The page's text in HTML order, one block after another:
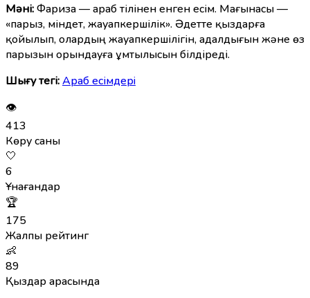
Мәні:Фариза — араб тілінен енген есім. Мағынасы —
«парыз, міндет, жауапкершілік». Әдетте қыздарға
қойылып, олардың жауапкершілігін, адалдығын және өз
парызын орындауға ұмтылысын білдіреді.
Шығу тегі:Араб есімдерi
👁
413
Көру саны
🤍
6
Ұнағандар
🏆
175
Жалпы рейтинг
👶
89
Қыздар арасында